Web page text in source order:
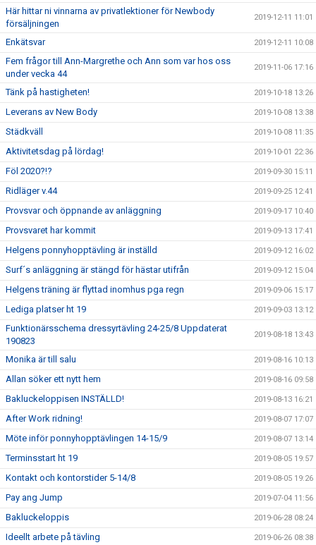
Här hittar ni vinnarna av privatlektioner för Newbody
försäljningen
2019-12-11 11:01
Enkätsvar 2019-12-11 10:08
Fem frågor till Ann-Margrethe och Ann som var hos oss
under vecka 44
2019-11-06 17:16
Tänk på hastigheten! 2019-10-18 13:26
Leverans av New Body 2019-10-08 13:38
Städkväll 2019-10-08 11:35
Aktivitetsdag på lördag! 2019-10-01 22:36
Föl 2020?!? 2019-09-30 15:11
Ridläger v.44 2019-09-25 12:41
Provsvar och öppnande av anläggning 2019-09-17 10:40
Provsvaret har kommit 2019-09-13 17:41
Helgens ponnyhopptävling är inställd 2019-09-12 16:02
Surf´s anläggning är stängd för hästar utifrån 2019-09-12 15:04
Helgens träning är flyttad inomhus pga regn 2019-09-06 15:17
Lediga platser ht 19 2019-09-03 13:12
Funktionärsschema dressyrtävling 24-25/8 Uppdaterat
190823
2019-08-18 13:43
Monika är till salu 2019-08-16 10:13
Allan söker ett nytt hem 2019-08-16 09:58
Bakluckeloppisen INSTÄLLD! 2019-08-13 16:21
After Work ridning! 2019-08-07 17:07
Möte inför ponnyhopptävlingen 14-15/9 2019-08-07 13:14
Terminsstart ht 19 2019-08-05 19:57
Kontakt och kontorstider 5-14/8 2019-08-05 19:26
Pay ang Jump 2019-07-04 11:56
Bakluckeloppis 2019-06-28 08:24
Ideellt arbete på tävling 2019-06-26 08:38